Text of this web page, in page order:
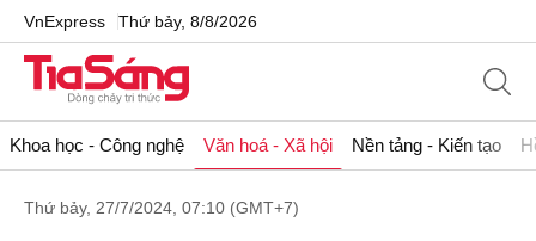
VnExpress Thứ bảy, 8/8/2026
Khoa học - Công nghệ Văn hoá - Xã hội Nền tảng - Kiến tạo
Thứ bảy, 27/7/2024, 07:10 (GMT+7)